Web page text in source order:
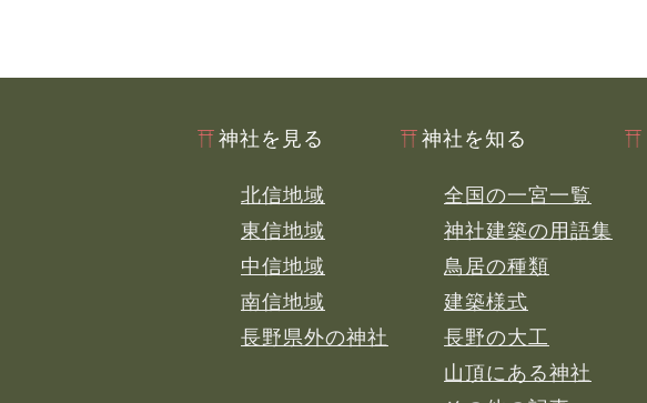
神社を見る
北信地域
東信地域
中信地域
南信地域
長野県外の神社
神社を知る
全国の一宮一覧
神社建築の用語集
鳥居の種類
建築様式
長野の大工
山頂にある神社